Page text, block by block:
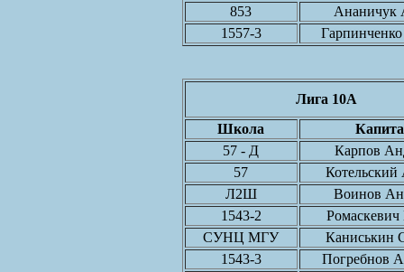
853
Ананичук
1557-3
Лига 10A
Школа
57 - Д
Карпов
57
Котельский
Л2Ш
Воинов
1543-2
Ромаскевич
СУНЦ МГУ
Каниськин
1543-3
Погребнов